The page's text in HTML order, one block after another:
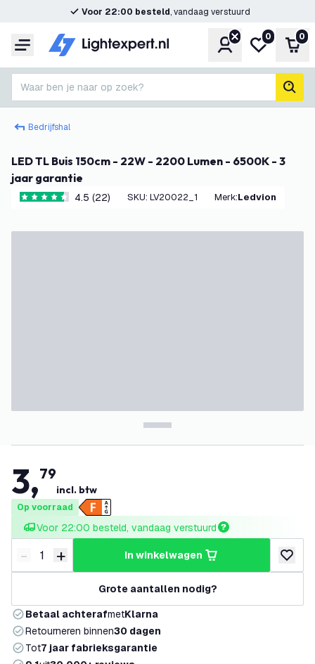
Voor 22:00 besteld, vandaag verstuurd
Menu Account
Mijn
0 0
Waar ben je naar op zoek?
Bedrijfshal
LED TL Buis 150cm - 22W - 2200 Lumen - 6500K - 3
jaar garantie
4.5 score sterren
4.5 (22) SKU: LV20022_1 Merk: Ledvion
3,79
incl. btw
Op voorraad
Voor 22:00 besteld, vandaag verstuurd
Verminder hoeveelheid
- Verhoog hoeveelheid
+ in winkelwagen
Grote aantallen nodig?
Betaal achterafmetKlarna
Retourneren binnen30 dagen
Tot7 jaar fabrieksgarantie